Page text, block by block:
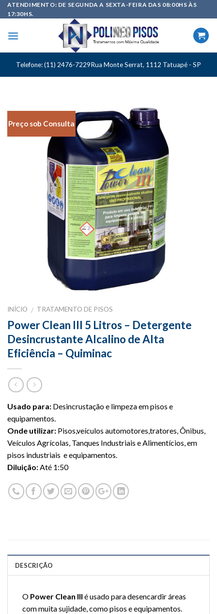
Skip
to
ATENDIMENTO: DE SEGUNDA A SEXTA-FEIRA DAS 08:00HS ÀS
17:30HS.
Telefone: (11) 2476-7229Rua Monte Serrat, 1112 Tatuapé - SP
Preço sob Consulta
INÍCIO / TRATAMENTO DE PISOS
Power Clean III 5 Litros – Detergente
Desincrustante Alcalino de Alta
Eficiência – Quiminac
Usado para: Desincrustação e limpeza em pisos e
equipamentos.
Onde utilizar: Pisos,veículos automotores,tratores, Ônibus,
Veículos Agrícolas, Tanques Industriais e Alimentícios, em
pisos industriais e equipamentos.
Diluição:Até 1:50
DESCRIÇÃO
O Power Clean III é usado para desencardir áreas
com muita sujidade, como pisos e equipamentos.